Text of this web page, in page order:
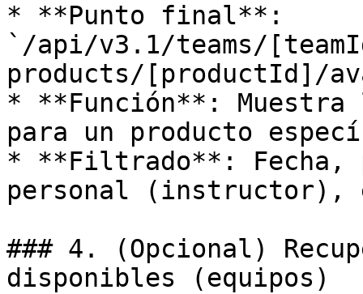
* **Punto final**:
`/api/v3.1/teams/
products/[productId]/
* **Función**:
para un producto
* **Filtrado**: Fecha,
personal (instructor),
### 4. (Opcional)
disponibles (equipos)